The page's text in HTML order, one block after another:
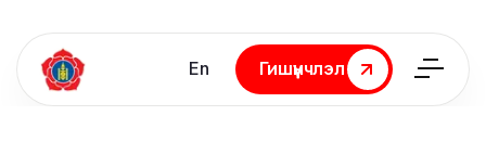
En
Гишүүнчлэл
Гишүүнчлэл